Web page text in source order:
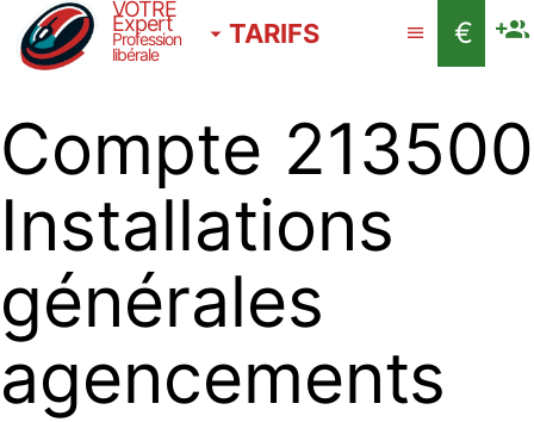
VOTRE
Expert
Profession
libérale
TARIFS €
Compte 213500
Installations
générales
agencements